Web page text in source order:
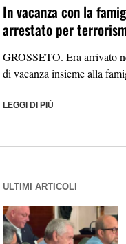
In vacanza con la
arrestato per
GROSSETO. Era arrivato
di vacanza insieme alla
LEGGI DI PIÙ
ULTIMI ARTICOLI